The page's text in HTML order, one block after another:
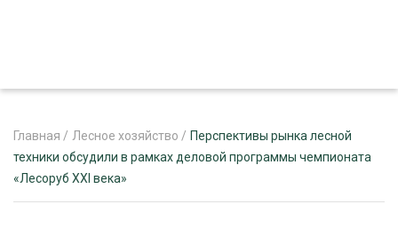
ЖУРНАЛ «ЛЕСНОЙ КОМПЛЕКС»
Главная / Лесное хозяйство / Перспективы рынка лесной
техники обсудили в рамках деловой программы чемпионата
«Лесоруб XXI века»